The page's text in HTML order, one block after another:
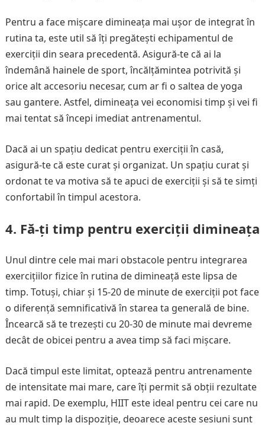
Pentru a face mișcare dimineața mai ușor de integrat în
rutina ta, este util să îți pregătești echipamentul de
exerciții din seara precedentă. Asigură-te că ai la
îndemână hainele de sport, încălțămintea potrivită și
orice alt accesoriu necesar, cum ar fi o saltea de yoga
sau gantere. Astfel, dimineața vei economisi timp și vei fi
mai tentat să începi imediat antrenamentul.
Dacă ai un spațiu dedicat pentru exerciții în casă,
asigură-te că este curat și organizat. Un spațiu curat și
ordonat te va motiva să te apuci de exerciții și să te simți
confortabil în timpul acestora.
4. Fă-ți timp pentru exerciții dimineața
Unul dintre cele mai mari obstacole pentru integrarea
exercițiilor fizice în rutina de dimineață este lipsa de
timp. Totuși, chiar și 15-20 de minute de exerciții pot face
o diferență semnificativă în starea ta generală de bine.
Încearcă să te trezești cu 20-30 de minute mai devreme
decât de obicei pentru a avea timp să faci mișcare.
Dacă timpul este limitat, optează pentru antrenamente
de intensitate mai mare, care îți permit să obții rezultate
mai rapid. De exemplu, HIIT este ideal pentru cei care nu
au mult timp la dispoziție, deoarece aceste sesiuni sunt